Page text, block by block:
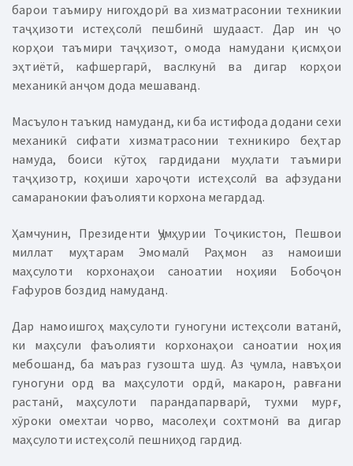
барои таъмиру нигоҳдорӣ ва хизматрасонии техникии
таҷҳизоти истеҳсолӣ пешбинӣ шудааст. Дар ин ҷо
корҳои таъмири таҷҳизот, омода намудани қисмҳои
эҳтиётӣ, кафшергарӣ, васлкунӣ ва дигар корҳои
механикӣ анҷом дода мешаванд.
Масъулон таъкид намуданд, ки ба истифода додани сехи
механикӣ сифати хизматрасонии техникиро беҳтар
намуда, боиси кӯтоҳ гардидани муҳлати таъмири
таҷҳизотр, коҳиши хароҷоти истеҳсолӣ ва афзудани
самаранокии фаъолияти корхона мегардад.
Ҳамчунин, Президенти Ҷумҳурии Тоҷикистон, Пешвои
миллат муҳтарам Эмомалӣ Раҳмон аз намоиши
маҳсулоти корхонаҳои саноатии ноҳияи Бобоҷон
Ғафуров боздид намуданд.
Дар намоишгоҳ маҳсулоти гуногуни истеҳсоли ватанӣ,
ки маҳсули фаъолияти корхонаҳои саноатии ноҳия
мебошанд, ба маъраз гузошта шуд. Аз ҷумла, навъҳои
гуногуни орд ва маҳсулоти ордӣ, макарон, равғани
растанӣ, маҳсулоти парандапарварӣ, тухми мурғ,
хӯроки омехтаи чорво, масолеҳи сохтмонӣ ва дигар
маҳсулоти истеҳсолӣ пешниҳод гардид.